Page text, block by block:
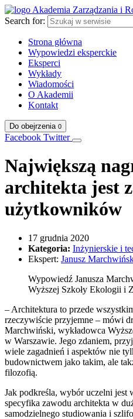
Search for:
Strona główna
Wypowiedzi eksperckie
Eksperci
Wykłady
Wiadomości
O Akademii
Kontakt
Do obejrzenia 0
Facebook Twitter
Największą
architekta jest
użytkowników
17 grudnia 2020
Kategoria: Inżynierskie i
Ekspert: Janusz
Wypowiedź Janusza
Wyższej Szkoły Ekologii i
– Architektura to przede
rzeczywiście przyjemne – mówi
Marchwiński, wykładowca
w Warszawie. Jego zdaniem,
wiele zagadnień i aspektów nie
budownictwem jako takim, ale
filozofią.
Jak podkreśla, wybór uczelni jest
specyfika zawodu architekta w
samodzielnego studiowania i